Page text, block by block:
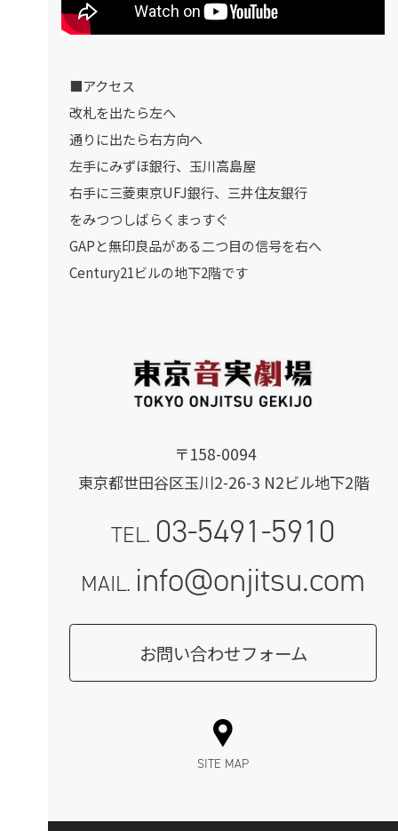
〒158-0094
東京都世田谷区玉川2-26-3 N2ビル地下2階
TEL. 03-5491-5910
MAIL. info@onjitsu.com
お問い合わせフォーム
■アクセス
改札を出たら左へ
通りに出たら右方向へ
左手にみずほ銀行、玉川高島屋
右手に三菱東京UFJ銀行、三井住友銀行
をみつつしばらくまっすぐ
GAPと無印良品がある二つ目の信号を右へ
Century21ビルの地下2階です
SITE MAP